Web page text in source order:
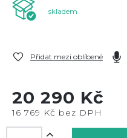
skladem
Přidat mezi oblíbené
20 290 Kč
16 769 Kč bez DPH